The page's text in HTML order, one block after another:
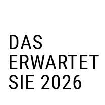
DAS
ERWARTET
SIE 2026